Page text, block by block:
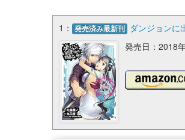
1： 発売済み最新刊 ダンジョンに
発売日：2018